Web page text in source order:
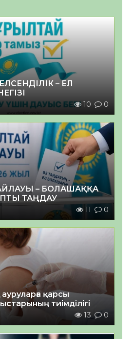
– ЕЛ
10 0
– БОЛАШАҚҚА
ТАҢДАУ
11 0
қарсы
тиімділігі
13 0